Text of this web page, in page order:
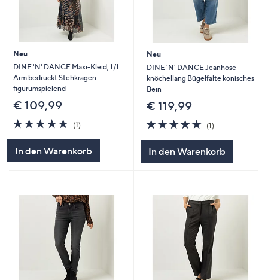
Neu
DINE 'N' DANCE Maxi-Kleid, 1/1
Arm bedruckt Stehkragen
figurumspielend
€ 109,99
5.0
von
(1)1
In den Warenkorb
Neu
DINE 'N' DANCE Jeanhose
knöchellang Bügelfalte konisches
Bein
€ 119,99
5.0
von
(1)1
In den Warenkorb